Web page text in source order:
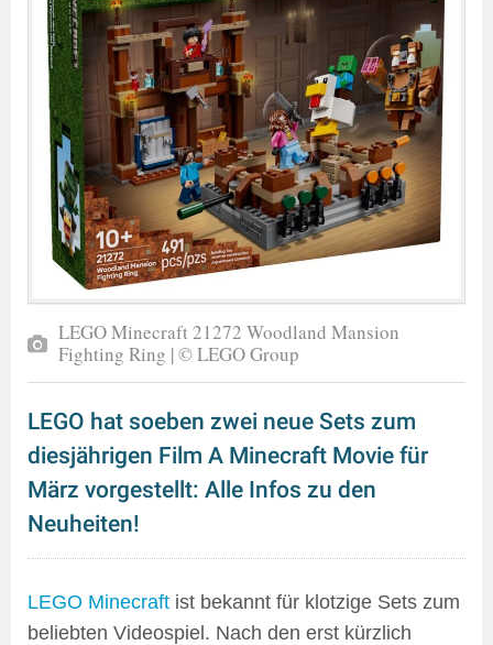
LEGO Minecraft 21272 Woodland Mansion
Fighting Ring | © LEGO Group
LEGO hat soeben zwei neue Sets zum
diesjährigen Film A Minecraft Movie für
März vorgestellt: Alle Infos zu den
Neuheiten!
LEGO Minecraft ist bekannt für klotzige Sets zum
beliebten Videospiel. Nach den erst kürzlich